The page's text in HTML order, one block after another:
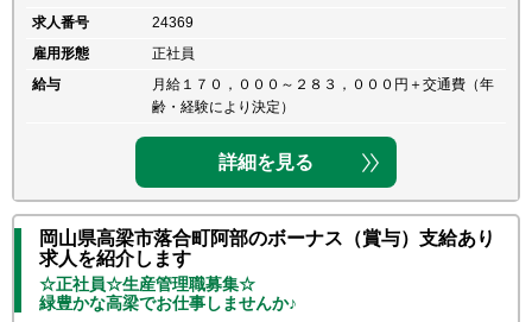
求人番号
24369
雇用形態
正社員
給与
月給１７０，０００～２８３，０００円＋交通費（年
齢・経験により決定）
詳細を見る
岡山県高梁市落合町阿部のボーナス（賞与）支給あり
求人を紹介します
☆正社員☆生産管理職募集☆
緑豊かな高梁でお仕事しませんか♪